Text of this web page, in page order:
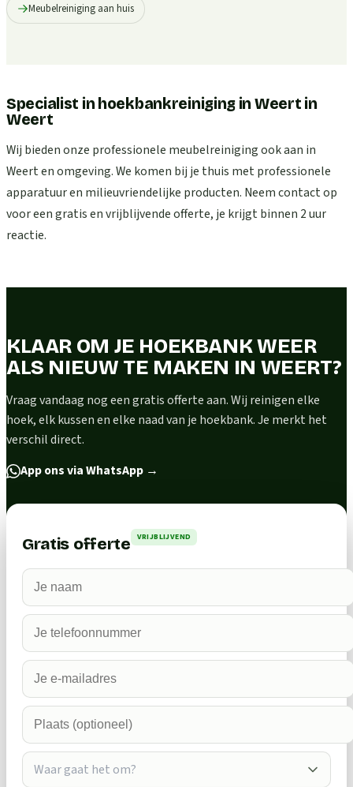
Meubelreiniging aan huis
Specialist in hoekbankreiniging in Weert in
Weert
Wij bieden onze professionele meubelreiniging ook aan in
Weert en omgeving. We komen bij je thuis met professionele
apparatuur en milieuvriendelijke producten. Neem contact op
voor een gratis en vrijblijvende offerte, je krijgt binnen 2 uur
reactie.
KLAAR OM JE HOEKBANK WEER
ALS NIEUW TE MAKEN IN WEERT?
Vraag vandaag nog een gratis offerte aan. Wij reinigen elke
hoek, elk kussen en elke naad van je hoekbank. Je merkt het
verschil direct.
App ons via WhatsApp →
Gratis offerte VRIJBLIJVEND
Waar gaat het om?